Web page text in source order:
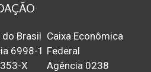
do Brasil
6998-1
X
Caixa Econômica
Federal
Agência 0238